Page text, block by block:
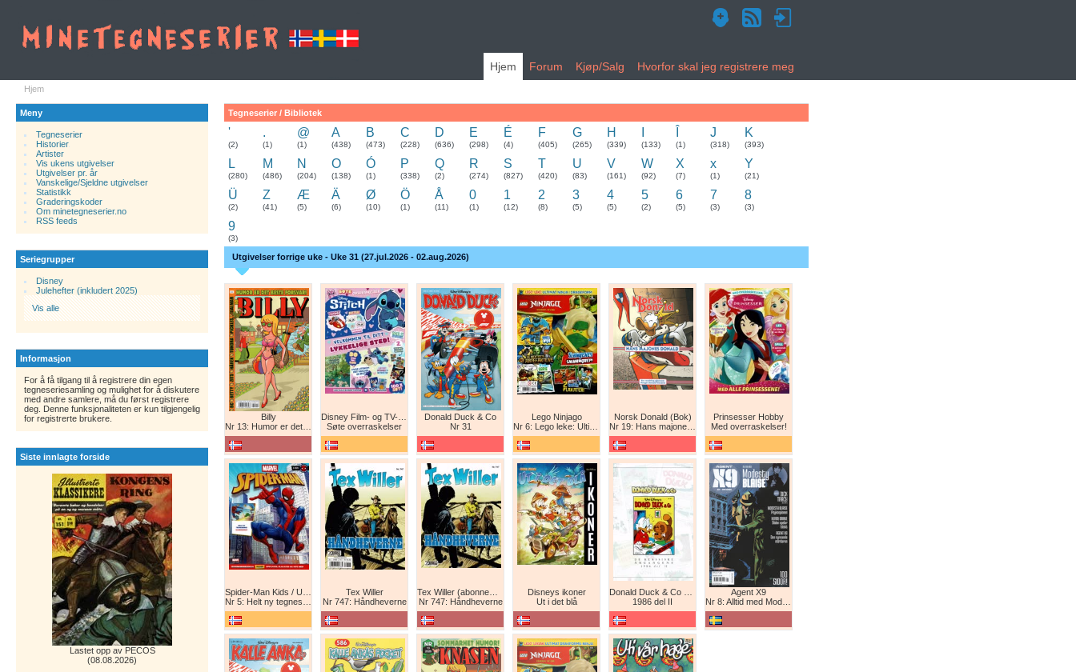
Hjem Forum Kjøp/Salg Hvorfor skal jeg registrere meg
Hjem
Meny
Tegneserier
Historier.
Artister
Vis ukens utgivelser
Utgivelser pr. år
Vanskelige/Sjeldne utgivelser
Statistikk
Graderingskoder
Om minetegneserier.no
RSS feeds
Seriegrupper
Disney
Julehefter (inkludert 2025)
Vis alle
Informasjon
For å få tilgang til å registrere din egen
tegneseriesamling og mulighet for å diskutere
med andre samlere, må du først registrere
deg. Denne funksjonaliteten er kun tilgjengelig
for registrerte brukere.
Siste innlagte forside
Lastet opp av PECOS
(08.08.2026)
Tegneserier / Bibliotek
'
(2)
.
(1)
@
(1)
A
(438)
B
(473)
C
(228)
D
(636)
E
(298)
É
(4)
F
(405)
G
(265)
H
(339) (133) (1)
J
(318)
K
(393)
L
(280)
M
(486)
N
(204)
O
(138)
Ó
(1)
P
(338)
Q
(2)
R
(274)
S
(827)
T
(420)
U
(83)
V
(161)
W
(92)
X
(7)
x
(1)
Y
(21)
Ü
(2)
Z
(41)
Æ
(5)
Ä
(6)
Ø
(10)
Ö
(1)
Å
(11)
0
(1)
1
(12)
2
(8)
3
(5)
4
(5)
5
(2)
6
(5)
7
(3)
8
(3)
9
(3)
Utgivelser forrige uke - Uke 31 (27.jul.2026 - 02.aug.2026)
Billy
Nr 13: Humor er det beste forsvar!
Søte overraskelser
Donald Duck & Co
Nr 31
Lego Ninjago
Nr 6: Lego leke: Ultimat Ninja i drageform
Norsk Donald (Bok)
Nr 19: Hans majones Donald
Prinsesser Hobby
Med overraskelser!
Nr 5: Helt ny tegneserie! Maskinkrig!
Tex Willer
Nr 747: Håndheverne
Nr 747: Håndheverne
Disneys ikoner
Ut i det blå
1986 del II
Agent X9
Nr 8: Alltid med Modesty Blaise